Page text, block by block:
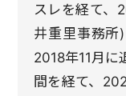
スレを経て、
井重里事務所
2018年11月に
間を経て、